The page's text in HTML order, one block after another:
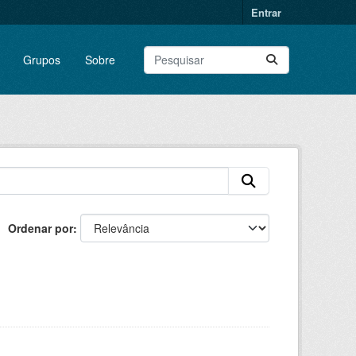
Entrar
Grupos Sobre
Ordenar por